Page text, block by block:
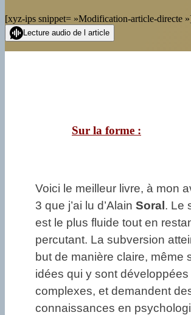
[xyz-ips snippet= »Modification-article-directe
Lecture audio de l article
Sur la forme :
Voici le meilleur livre, à mon
3 que j’ai lu d’Alain Soral. Le
est le plus fluide tout en
percutant. La subversion
but de manière claire, même
idées qui y sont
complexes, et demandent
connaissances en